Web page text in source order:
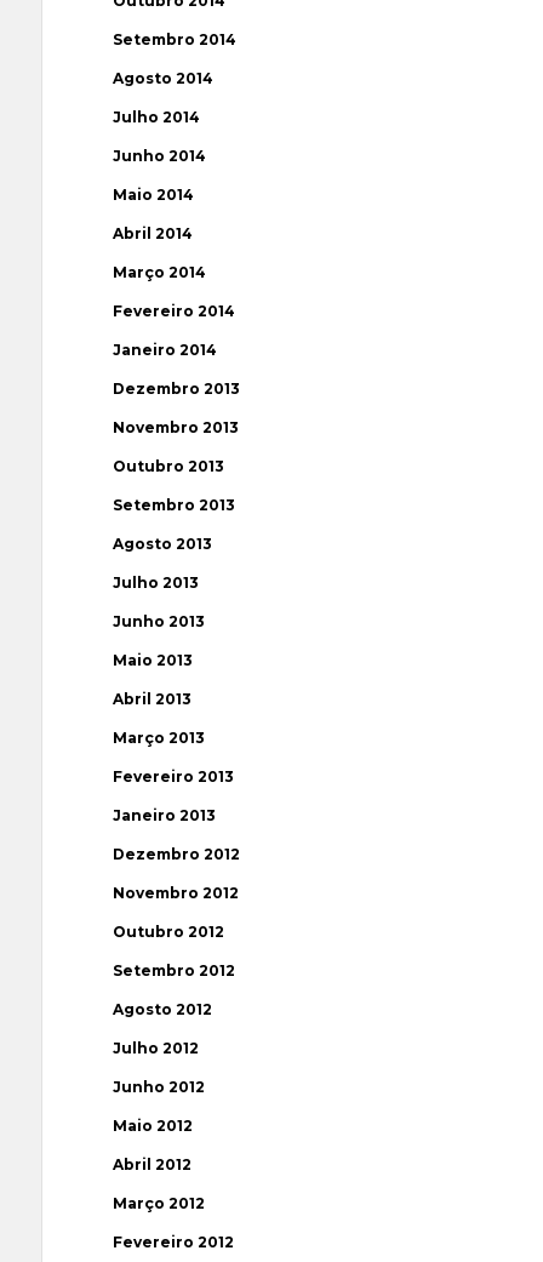
Setembro 2014
Agosto 2014
Julho 2014
Junho 2014
Maio 2014
Abril 2014
Março 2014
Fevereiro 2014
Janeiro 2014
Dezembro 2013
Novembro 2013
Outubro 2013
Setembro 2013
Agosto 2013
Julho 2013
Junho 2013
Maio 2013
Abril 2013
Março 2013
Fevereiro 2013
Janeiro 2013
Dezembro 2012
Novembro 2012
Outubro 2012
Setembro 2012
Agosto 2012
Julho 2012
Junho 2012
Maio 2012
Abril 2012
Março 2012
Fevereiro 2012